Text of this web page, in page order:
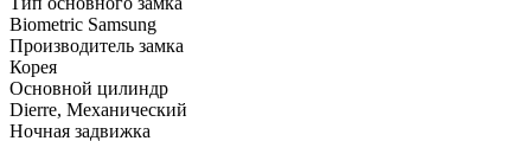
Biometric Samsung
Производитель замка
Корея
Основной цилиндр
Dierre, Механический
Ночная задвижка